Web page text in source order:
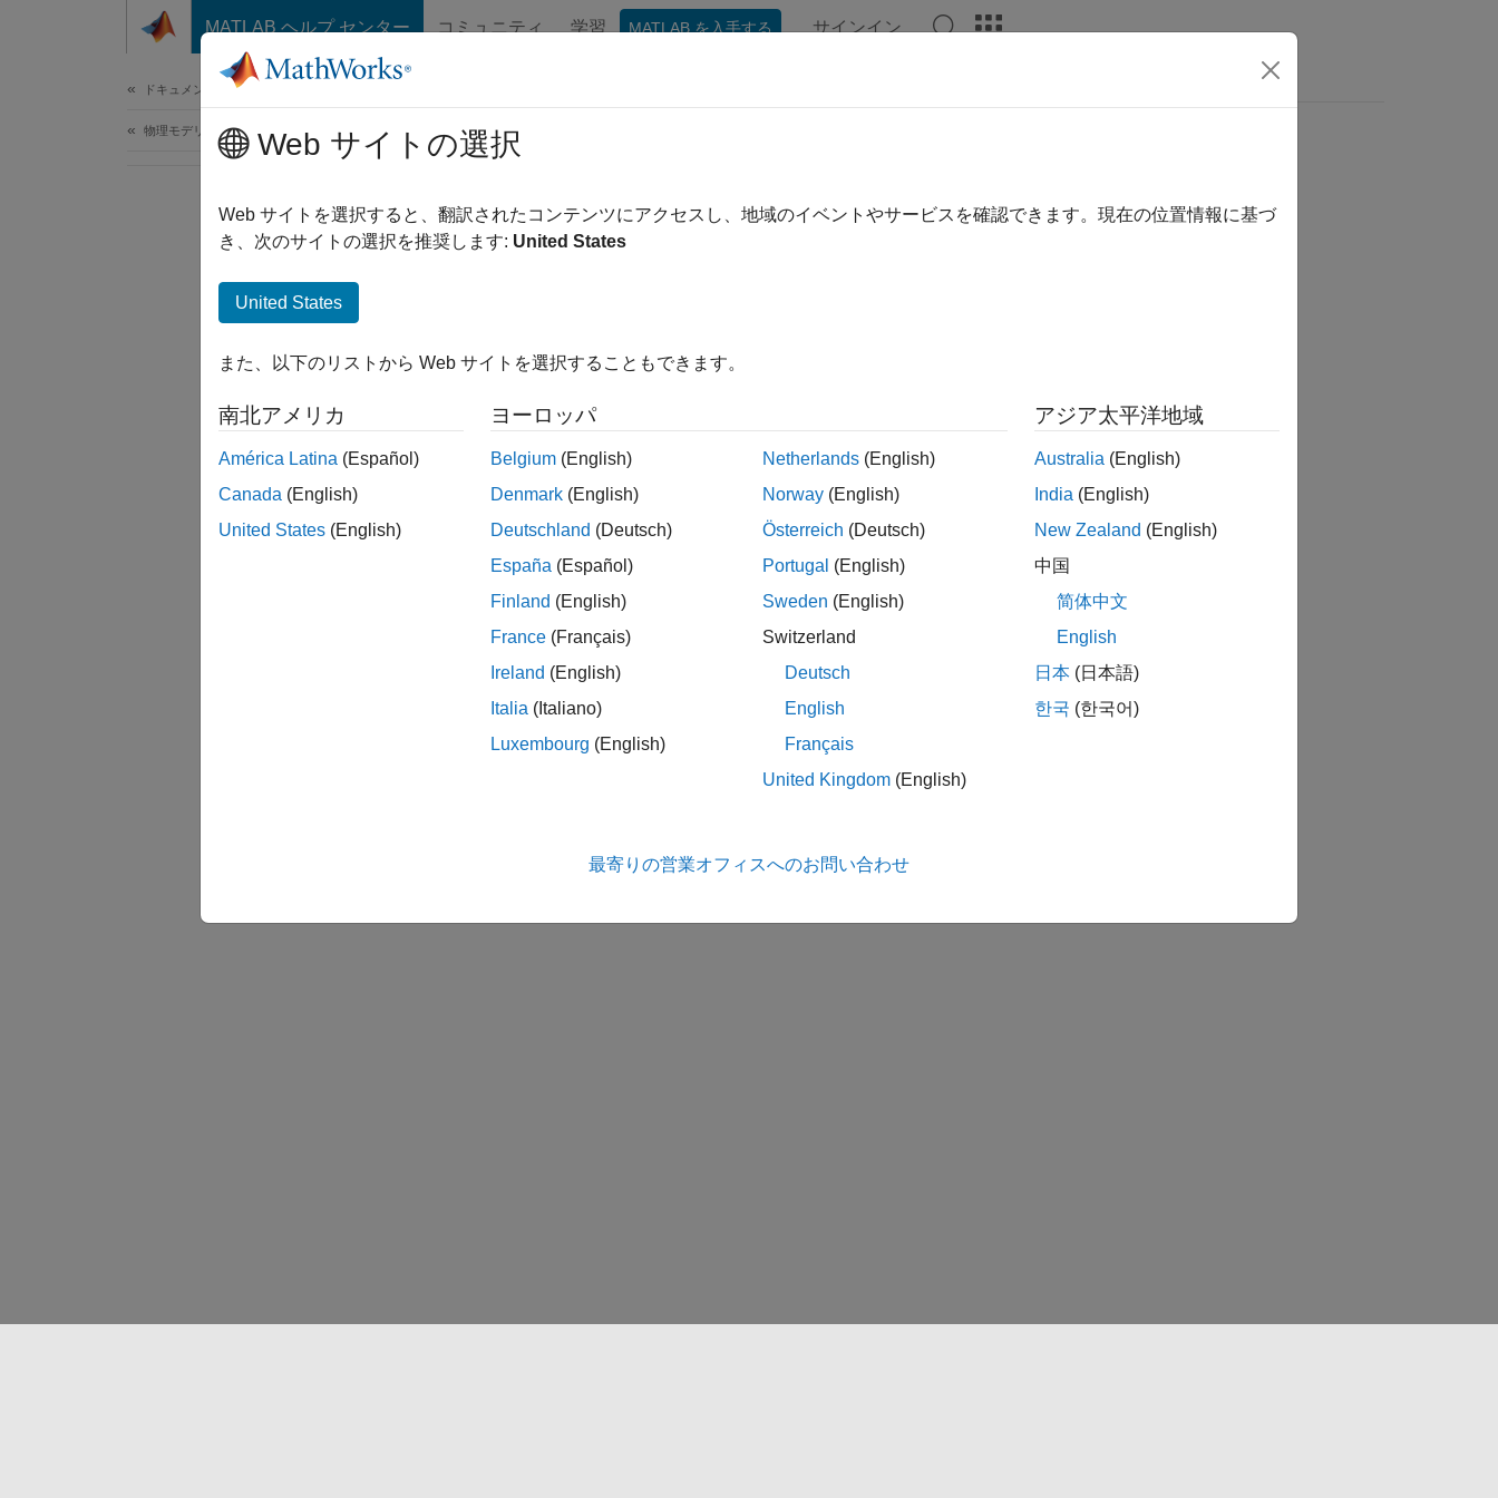
コンテンツへスキップ
MATLAB ヘルプ センター コミュニティ 学習 MATLAB を入手する サインイン
ドキュメンテーションのホーム
物理モデリング
この情報は役に立ちましたか？
Web サイトの選択
Web サイトを選択すると、翻訳されたコンテンツにアクセスし、地域のイベントやサービスを確認できます。現在の位置情報に基づ
き、次のサイトの選択を推奨します: United States
United States
また、以下のリストから Web サイトを選択することもできます。
南北アメリカ
América Latina (Español)
Canada (English)
United States (English)
ヨーロッパ
Belgium (English)
Denmark (English)
Deutschland (Deutsch)
España (Español)
Finland (English)
France (Français)
Ireland (English)
Italia (Italiano)
Luxembourg (English)
Netherlands (English)
Norway (English)
Österreich (Deutsch)
Portugal (English)
Sweden (English)
Switzerland
Deutsch
English
Français
United Kingdom (English)
アジア太平洋地域
Australia (English)
India (English)
New Zealand (English)
中国
简体中文
English
日本 (日本語)
한국 (한국어)
最寄りの営業オフィスへのお問い合わせ